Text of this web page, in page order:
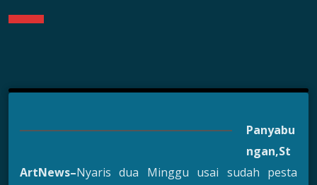
Panyabu
ngan,St
ArtNews–Nyaris dua Minggu usai sudah pesta